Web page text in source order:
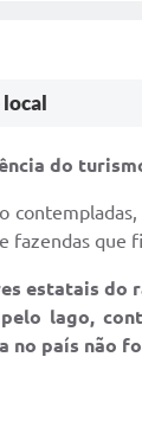
local
do
fazendas que
estatais do
pelo lago,
no país não